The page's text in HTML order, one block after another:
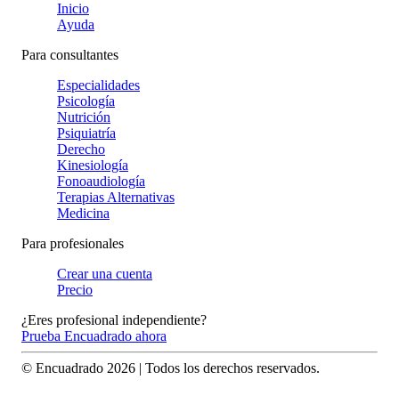
Inicio
Ayuda
Para consultantes
Especialidades
Psicología
Nutrición
Psiquiatría
Derecho
Kinesiología
Fonoaudiología
Terapias Alternativas
Medicina
Para profesionales
Crear una cuenta
Precio
¿Eres profesional independiente?
Prueba Encuadrado ahora
© Encuadrado 2026 | Todos los derechos reservados.